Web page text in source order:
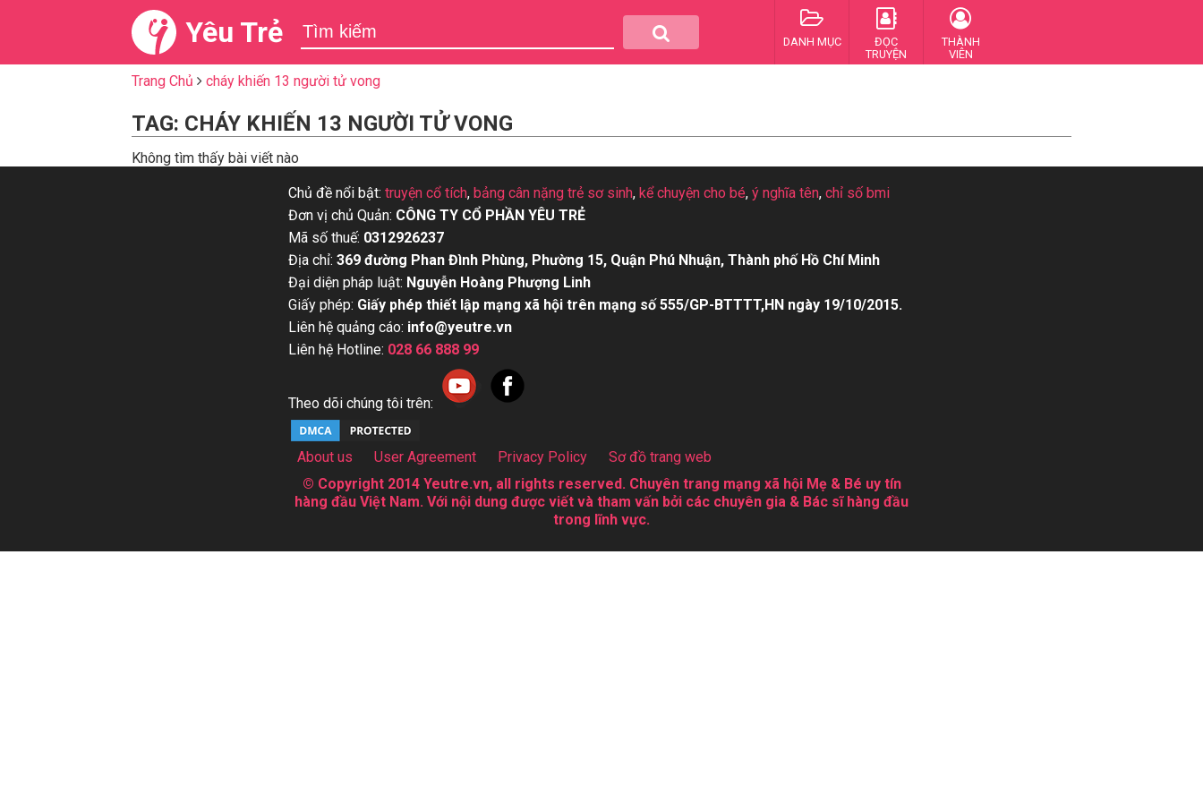
Yêu Trẻ DANH MỤC
ĐỌC
TRUYỆN
THÀNH
VIÊN
Trang Chủ cháy khiến 13 người tử vong
TAG: CHÁY KHIẾN 13 NGƯỜI TỬ VONG
Không tìm thấy bài viết nào
Chủ đề nổi bật: truyện cổ tích, bảng cân nặng trẻ sơ sinh, kể chuyện cho bé, ý nghĩa tên, chỉ số bmi
Đơn vị chủ Quản: CÔNG TY CỔ PHẦN YÊU TRẺ
Mã số thuế: 0312926237
Địa chỉ: 369 đường Phan Đình Phùng, Phường 15, Quận Phú Nhuận, Thành phố Hồ Chí Minh
Đại diện pháp luật: Nguyễn Hoàng Phượng Linh
Giấy phép: Giấy phép thiết lập mạng xã hội trên mạng số 555/GP-BTTTT,HN ngày 19/10/2015.
Liên hệ quảng cáo: info@yeutre.vn
Liên hệ Hotline: 028 66 888 99
Theo dõi chúng tôi trên:
About us User Agreement Privacy Policy
Sơ đồ trang web
© Copyright 2014 Yeutre.vn, all rights reserved. Chuyên trang mạng xã hội Mẹ & Bé uy tín
hàng đầu Việt Nam. Với nội dung được viết và tham vấn bởi các chuyên gia & Bác sĩ hàng đầu
trong lĩnh vực.